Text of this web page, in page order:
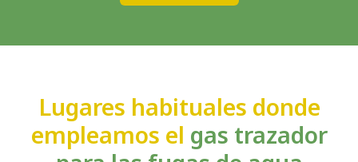
Lugares habituales donde
empleamos el gas trazador